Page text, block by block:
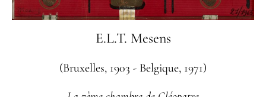
E.L.T. Mesens
(Bruxelles, 1903 - Belgique, 1971)